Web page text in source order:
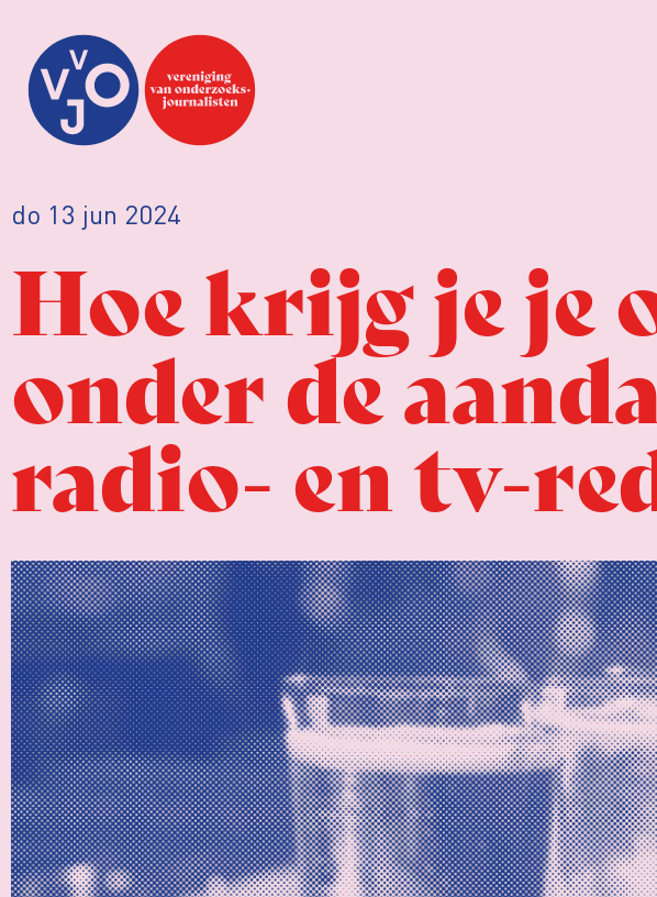
do 13 jun 2024
Hoe krijg je je
onder de
radio- en tv-